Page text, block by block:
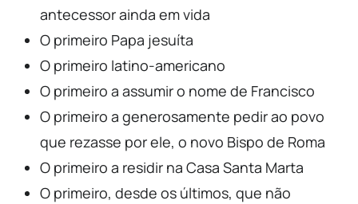
antecessor ainda em vida
O primeiro Papa jesuíta
O primeiro latino-americano
O primeiro a assumir o nome de Francisco
O primeiro a generosamente pedir ao povo
que rezasse por ele, o novo Bispo de Roma
O primeiro a residir na Casa Santa Marta
O primeiro, desde os últimos, que não